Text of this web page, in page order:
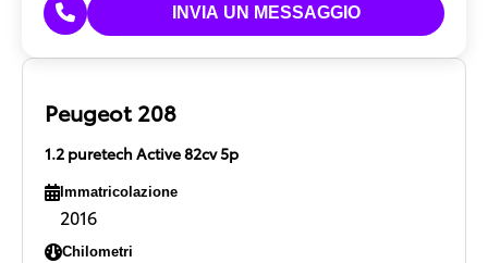
Peugeot 208
1.2 puretech Active 82cv 5p
Immatricolazione
2016
Chilometri